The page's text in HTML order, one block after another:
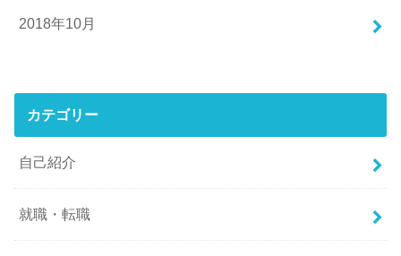
2018年10月
カテゴリー
自己紹介
就職・転職